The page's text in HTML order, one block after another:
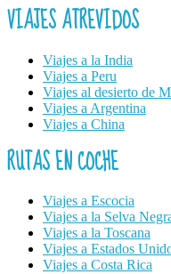
VIAJES ATREVIDOS
Viajes a la India
Viajes a Peru
Viajes al desierto de
Viajes a Argentina
Viajes a China
RUTAS EN COCHE
Viajes a Escocia
Viajes a la Selva
Viajes a la Toscana
Viajes a Estados
Viajes a Costa Rica